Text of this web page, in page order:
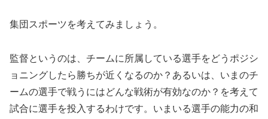
集団スポーツを考えてみましょう。
監督というのは、チームに所属している選手をどうポジシ
ョニングしたら勝ちが近くなるのか？あるいは、いまのチ
ームの選手で戦うにはどんな戦術が有効なのか？を考えて
試合に選手を投入するわけです。いまいる選手の能力の和